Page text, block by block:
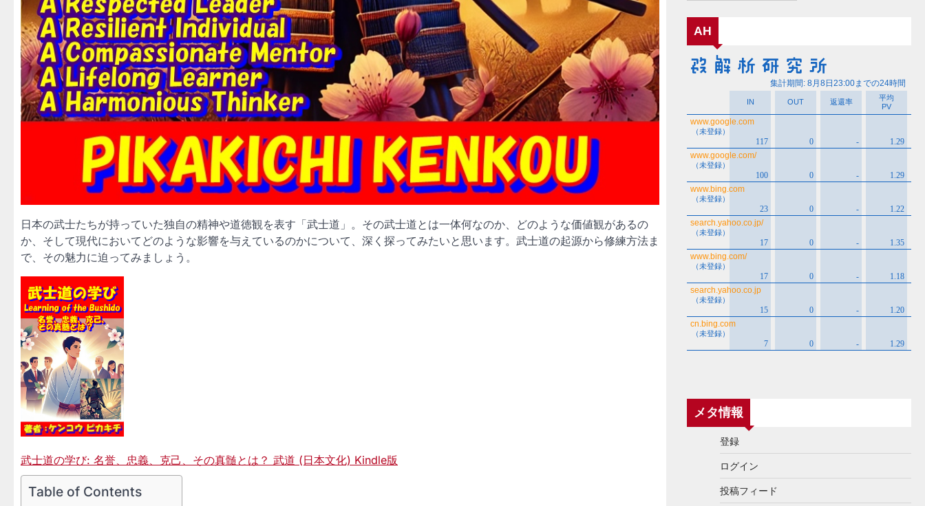
日本の武士たちが持っていた独自の精神や道徳観を表す「武士道」。その武士道とは一体何なのか、どのような価値観があるの
か、そして現代においてどのような影響を与えているのかについて、深く探ってみたいと思います。武士道の起源から修練方法ま
で、その魅力に迫ってみましょう。
武士道の学び: 名誉、忠義、克己、その真髄とは？ 武道 (日本文化) Kindle版
Table of Contents
カ
ブ
AH
メタ情報
登録
ログイン
投稿フィード